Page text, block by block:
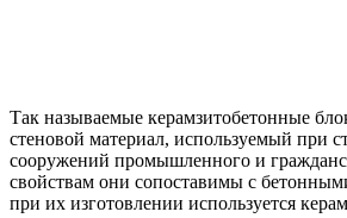
Так называемые керамзитобетонные
стеновой материал, используемый при
сооружений промышленного и
свойствам они сопоставимы с
при их изготовлении используется